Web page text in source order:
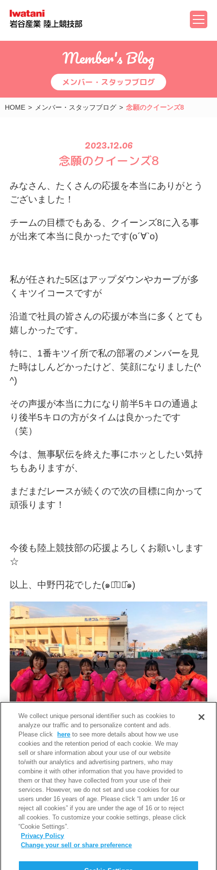
Member's Blog
メンバー・スタッフブログ
HOME メンバー・スタッフブログ 念願のクイーンズ8
2023.12.06
念願のクイーンズ8
みなさん、たくさんの応援を本当にありがとう
ございました！
チームの目標でもある、クイーンズ8に入る事
が出来て本当に良かったです(о´∀`о)
私が任された5区はアップダウンやカーブが多
くキツイコースですが
沿道で社員の皆さんの応援が本当に多くとても
嬉しかったです。
特に、1番キツイ所で私の部署のメンバーを見
た時はしんどかったけど、笑顔になりました(^
^)
その声援が本当に力になり前半5キロの通過よ
り後半5キロの方がタイムは良かったです
（笑）
今は、無事駅伝を終えた事にホッとしたい気持
ちもありますが、
まだまだレースが続くので次の目標に向かって
頑張ります！
今後も陸上競技部の応援よろしくお願いします
☆
以上、中野円花でした(๑･̑◡･̑๑)
出走した6名、左から若井、中野（本人）、前田、川
村、久木、安井
< 前のページ 一覧 次のページ >
We collect unique personal identifier such as cookies to
analyze our traffic and to personalize content and ads.
Please click
here to see more details about how we use
cookies and the retention period of each cookie. We may
sell or share information about your use of our website
to/with our analytics and advertising partners, who may
combine it with other information that you have provided to
them or that they have collected from your use of their
services. However, we do not set and use cookies for our
users under 16 years of age. Please click “I am under 16 or
reject all cookies” if you are under the age of 16 or to reject
all cookies. To customize your cookie settings, please click
“Cookie Settings”.
Privacy Policy
Change your sell or share preference